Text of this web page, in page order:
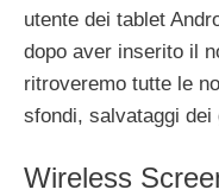
utente dei tablet
dopo aver inserito il
ritroveremo tutte le
sfondi, salvataggi dei
Wireless